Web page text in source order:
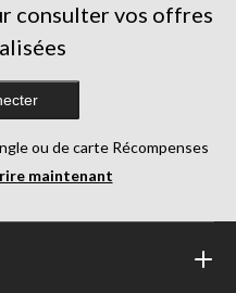
consulter vos offres
ou de carte Récompenses
maintenant